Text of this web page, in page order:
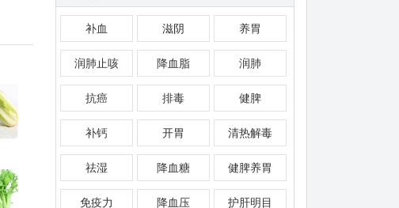
补血 滋阴 养胃
润肺止咳 降血脂 润肺
抗癌 排毒 健脾
补钙 开胃 清热解毒
祛湿 降血糖 健脾养胃
免疫力 降血压 护肝明目